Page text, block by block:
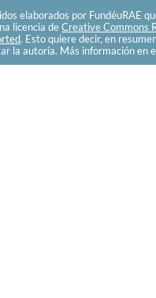
elaborados por FundéuRAE
licencia deCreative Commons
. Esto quiere decir, en
la autoría. Más información en